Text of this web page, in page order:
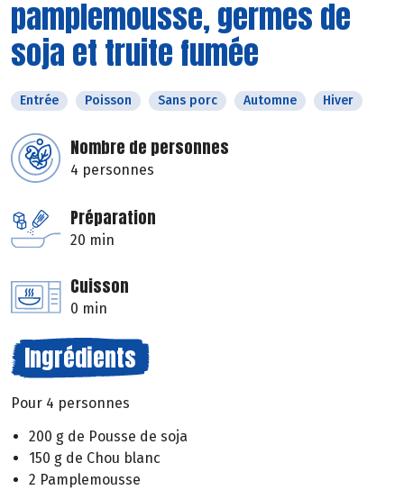
pamplemousse, germes de
soja et truite fumée
Entrée Poisson Sans porc Automne Hiver
Nombre de personnes
4 personnes
Préparation
20 min
Cuisson
0 min
Ingrédients
Pour 4 personnes
200 g de Pousse de soja
150 g de Chou blanc
2 Pamplemousse